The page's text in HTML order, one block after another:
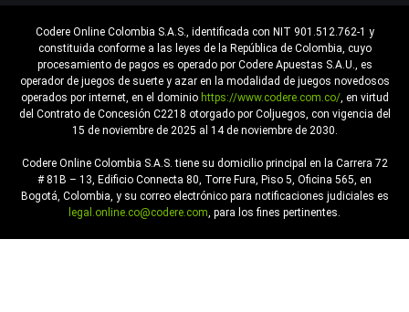
Codere Online Colombia S.A.S., identificada con NIT 901.512.762-1 y
constituida conforme a las leyes de la República de Colombia, cuyo
procesamiento de pagos es operado por Codere Apuestas S.A.U., es
operador de juegos de suerte y azar en la modalidad de juegos novedosos
operados por internet, en el dominio https://www.codere.com.co/, en virtud
del Contrato de Concesión C2218 otorgado por Coljuegos, con vigencia del
15 de noviembre de 2025 al 14 de noviembre de 2030.
Codere Online Colombia S.A.S. tiene su domicilio principal en la Carrera 72
# 81B – 13, Edificio Connecta 80, Torre Fura, Piso 5, Oficina 565, en
Bogotá, Colombia, y su correo electrónico para notificaciones judiciales es
legal.online.co@codere.com , para los fines pertinentes.